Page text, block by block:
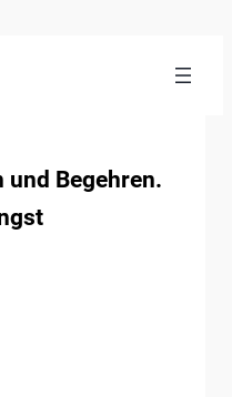
und Begehren.